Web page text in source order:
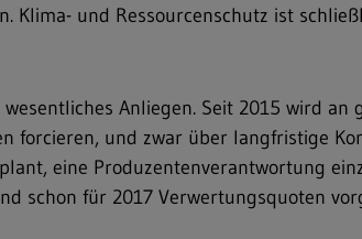
und Ressourcenschutz ist
Anliegen. Seit 2015 wird
forcieren, und zwar über langfristige
eine Produzentenverantwortung
schon für 2017 Verwertungsquoten